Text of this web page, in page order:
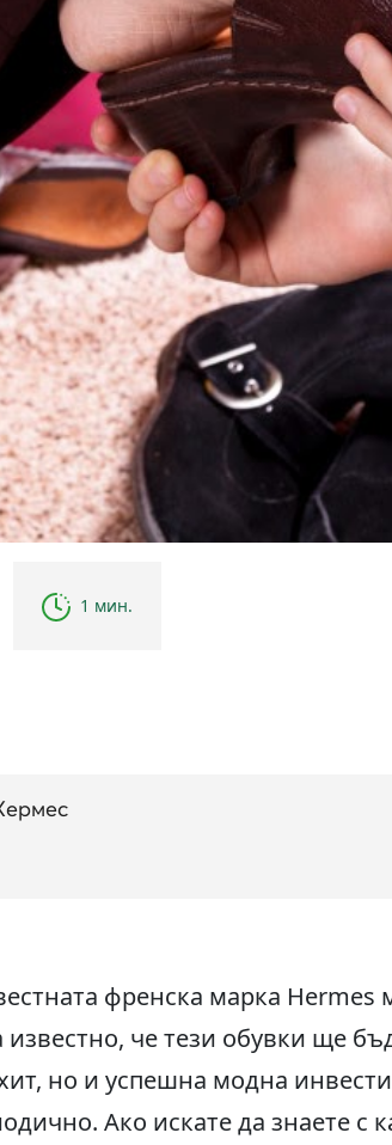
1 мин.
френска марка
че тези обувки ще
но и успешна модна
Ако искате да знаете с